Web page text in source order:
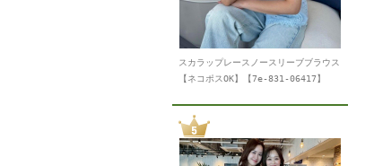
スカラップレースノースリーブブラウス
【ネコポスOK】【7e-831-06417】